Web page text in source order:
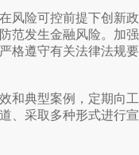
风险可控前提下创新政
范发生金融风险。加强
格遵守有关法律法规要
和典型案例，定期向工
、采取多种形式进行宣